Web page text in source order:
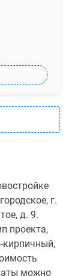
г.
д. 9.
проекта,
кирпичный,
можно